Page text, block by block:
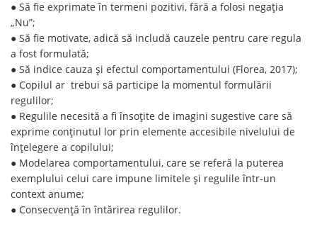
● Să fie exprimate în termeni pozitivi, fără a folosi negația
„Nu”;
● Să fie motivate, adică să includă cauzele pentru care regula
a fost formulată;
● Să indice cauza şi efectul comportamentului (Florea, 2017);
● Copilul ar trebui să participe la momentul formulării
regulilor;
● Regulile necesită a fi însoțite de imagini sugestive care să
exprime conținutul lor prin elemente accesibile nivelului de
înțelegere a copilului;
● Modelarea comportamentului, care se referă la puterea
exemplului celui care impune limitele şi regulile într-un
context anume;
● Consecvență în întărirea regulilor.